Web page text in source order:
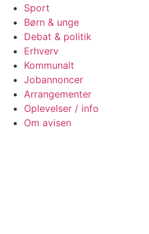
Sport
Børn & unge
Debat & politik
Erhverv
Kommunalt
Jobannoncer
Arrangementer
Oplevelser / info
Om avisen